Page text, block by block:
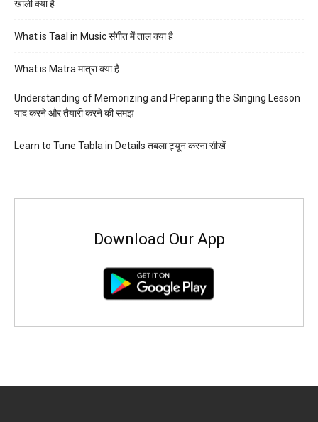
खाली क्या है
What is Taal in Music संगीत में ताल क्या है
What is Matra मात्रा क्या है
Understanding of Memorizing and Preparing the Singing Lesson
याद करने और तैयारी करने की समझ
Learn to Tune Tabla in Details तबला ट्यून करना सीखें
Download Our App